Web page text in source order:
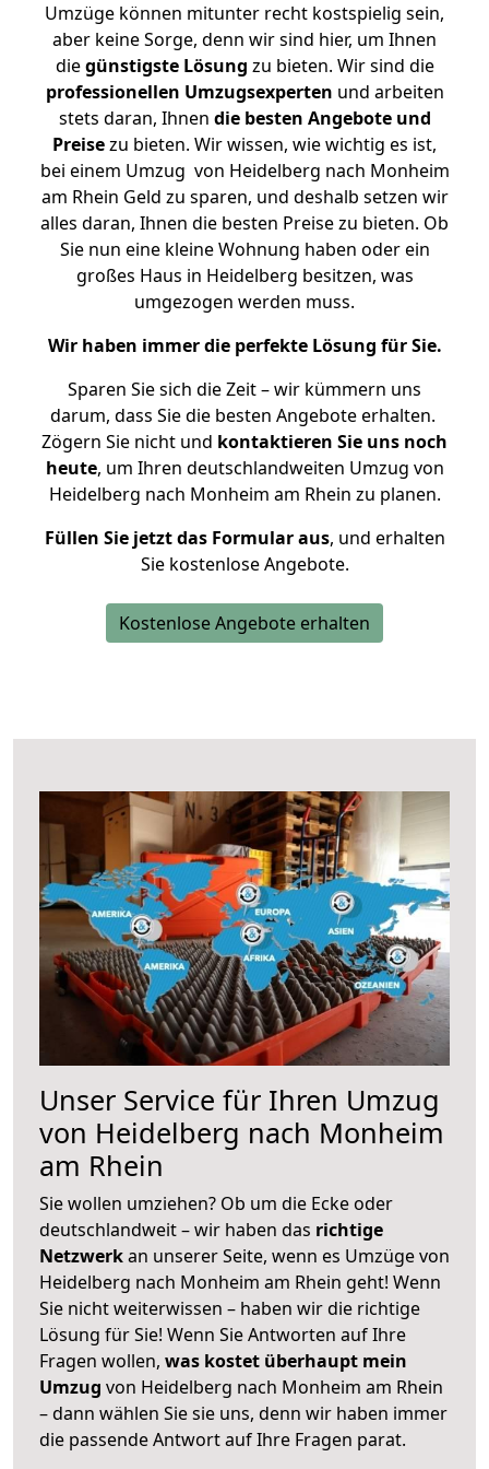
Umzüge können mitunter recht kostspielig sein,
aber keine Sorge, denn wir sind hier, um Ihnen
diegünstigste Lösung zu bieten. Wir sind die
professionellen Umzugsexperten und arbeiten
stets daran, Ihnen die besten Angebote und
Preisezu bieten. Wir wissen, wie wichtig es ist,
bei einem Umzug von Heidelberg nach Monheim
am Rhein Geld zu sparen, und deshalb setzen wir
alles daran, Ihnen die besten Preise zu bieten. Ob
Sie nun eine kleine Wohnung haben oder ein
großes Haus in Heidelberg besitzen, was
umgezogen werden muss.
Wir haben immer die perfekte Lösung für Sie.
Sparen Sie sich die Zeit – wir kümmern uns
darum, dass Sie die besten Angebote erhalten.
Zögern Sie nicht und kontaktieren Sie uns noch
heute, um Ihren deutschlandweiten Umzug von
Heidelberg nach Monheim am Rhein zu planen.
Füllen Sie jetzt das Formular aus, und erhalten
Sie kostenlose Angebote.
Kostenlose Angebote erhalten
Unser Service für Ihren Umzug
von Heidelberg nach Monheim
am Rhein
Sie wollen umziehen? Ob um die Ecke oder
deutschlandweit – wir haben das richtige
Netzwerkan unserer Seite, wenn es Umzüge von
Heidelberg nach Monheim am Rhein geht! Wenn
Sie nicht weiterwissen – haben wir die richtige
Lösung für Sie! Wenn Sie Antworten auf Ihre
Fragen wollen, was kostet überhaupt mein
Umzug von Heidelberg nach Monheim am Rhein
– dann wählen Sie sie uns, denn wir haben immer
die passende Antwort auf Ihre Fragen parat.